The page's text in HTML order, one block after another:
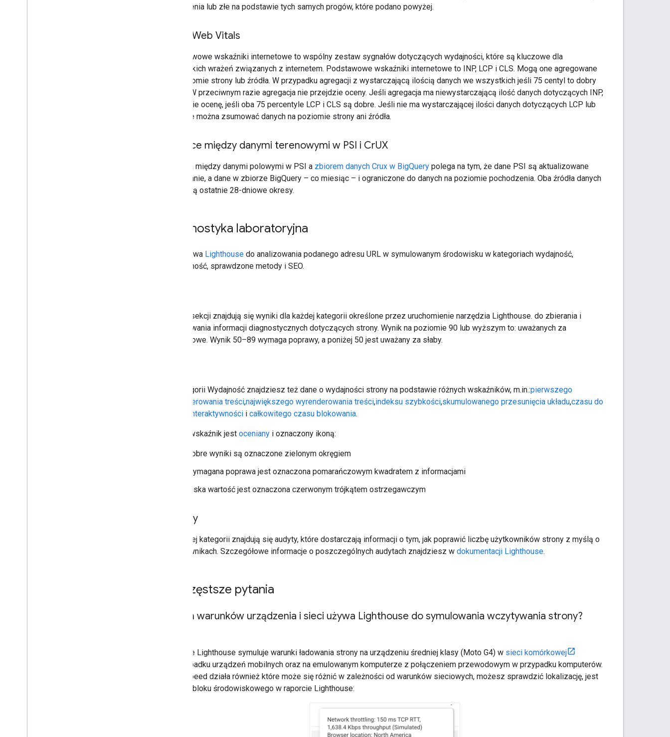
ulepszenia lub złe na podstawie tych samych progów, które podano powyżej.
Core Web Vitals
Podstawowe wskaźniki internetowe to wspólny zestaw sygnałów dotyczących wydajności, które są kluczowe dla
wszystkich wrażeń związanych z internetem. Podstawowe wskaźniki internetowe to INP, LCP i CLS. Mogą one agregowane
na poziomie strony lub źródła. W przypadku agregacji z wystarczającą ilością danych we wszystkich jeśli 75 centyl to dobry
wynik. W przeciwnym razie agregacja nie przejdzie oceny. Jeśli agregacja ma niewystarczającą ilość danych dotyczących INP,
przejdzie ocenę, jeśli oba 75 percentyle LCP i CLS są dobre. Jeśli nie ma wystarczającej ilości danych dotyczących LCP lub
CLS, nie można zsumować danych na poziomie strony ani źródła.
Różnice między danymi terenowymi w PSI i CrUX
Różnica między danymi polowymi w PSI a zbiorem danych Crux w BigQuery polega na tym, że dane PSI są aktualizowane
codziennie, a dane w zbiorze BigQuery – co miesiąc – i ograniczone do danych na poziomie pochodzenia. Oba źródła danych
obejmują ostatnie 28-dniowe okresy.
Diagnostyka laboratoryjna
PSI używa Lighthouse do analizowania podanego adresu URL w symulowanym środowisku w kategoriach wydajność,
dostępność, sprawdzone metody i SEO.
U góry sekcji znajdują się wyniki dla każdej kategorii określone przez uruchomienie narzędzia Lighthouse. do zbierania i
analizowania informacji diagnostycznych dotyczących strony. Wynik na poziomie 90 lub wyższym to: uważanych za
prawidłowe. Wynik 50–89 wymaga poprawy, a poniżej 50 jest uważany za słaby.
W kategorii Wydajność znajdziesz też dane o wydajności strony na podstawie różnych wskaźników, m.in.:pierwszego
wyrenderowania treści,największego wyrenderowania treści,indeksu szybkości,skumulowanego przesunięcia układu,czasu do
pełnej interaktywności i całkowitego czasu blokowania.
Każdy wskaźnik jest oceniany i oznaczony ikoną:
Dobre wyniki są oznaczone zielonym okręgiem
Wymagana poprawa jest oznaczona pomarańczowym kwadratem z informacjami
Niska wartość jest oznaczona czerwonym trójkątem ostrzegawczym
Audyty
W każdej kategorii znajdują się audyty, które dostarczają informacji o tym, jak poprawić liczbę użytkowników strony z myślą o
użytkownikach. Szczegółowe informacje o poszczególnych audytach znajdziesz w dokumentacji Lighthouse.
Najczęstsze pytania
Jakich warunków urządzenia i sieci używa Lighthouse do symulowania wczytywania strony?
Obecnie Lighthouse symuluje warunki ładowania strony na urządzeniu średniej klasy (Moto G4) w sieci komórkowej
w przypadku urządzeń mobilnych oraz na emulowanym komputerze z połączeniem przewodowym w przypadku komputerów.
PageSpeed działa również które może się różnić w zależności od warunków sieciowych, możesz sprawdzić lokalizację, jest
analiza bloku środowiskowego w raporcie Lighthouse: